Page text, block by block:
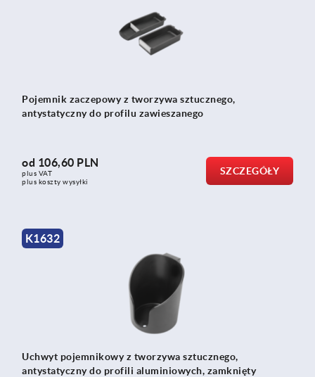
Pojemnik zaczepowy z tworzywa sztucznego,
antystatyczny do profilu zawieszanego
od 106,60 PLN
plus VAT
plus koszty wysyłki
SZCZEGÓŁY
K1632
Uchwyt pojemnikowy z tworzywa sztucznego,
antystatyczny do profili aluminiowych, zamknięty